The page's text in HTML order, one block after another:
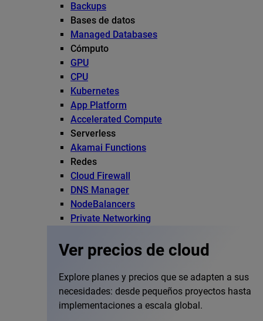
Backups
Bases de datos
Managed Databases
Cómputo
GPU
CPU
Kubernetes
App Platform
Accelerated Compute
Serverless
Akamai Functions
Redes
Cloud Firewall
DNS Manager
NodeBalancers
Private Networking
Ver precios de cloud
Explore planes y precios que se adapten a sus
necesidades: desde pequeños proyectos hasta
implementaciones a escala global.